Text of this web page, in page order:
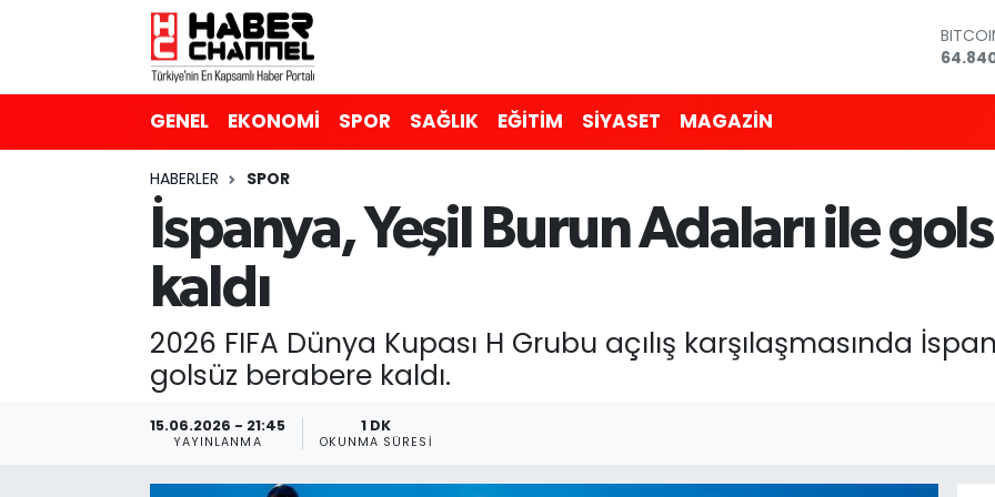
GRAM
6660.55
GENEL EKONOMİ SPOR SAĞLIK EĞİTİM SİYASET MAGAZİN
HABERLER SPOR
İspanya, Yeşil Burun Adaları ile
kaldı
2026 FIFA Dünya Kupası H Grubu açılış karşılaşmasında
golsüz berabere kaldı.
15.06.2026 - 21:45
YAYINLANMA
1 DK
OKUNMA SÜRESI
MAGAZİN
Nöbetçi Eczaneler
Trafik Durumu
Süper Lig Puan Durumu ve Fikstür
Tüm Manşetler
Son Dakika Haberleri
Haber Arşivi